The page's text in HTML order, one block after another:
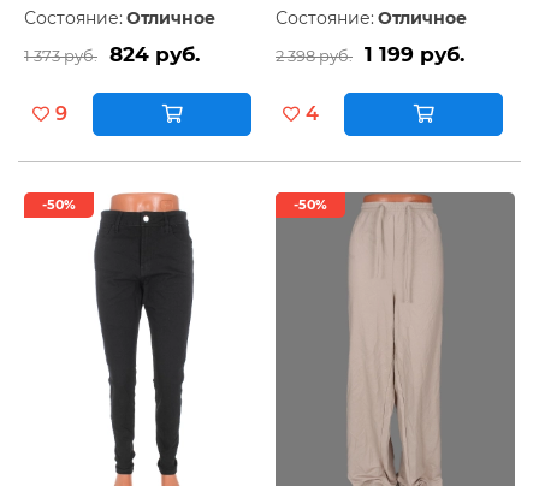
Состояние: Отличное
1 373 руб. 824 руб.
9
Состояние: Отличное
2 398 руб. 1 199 руб.
4
-50% -50%